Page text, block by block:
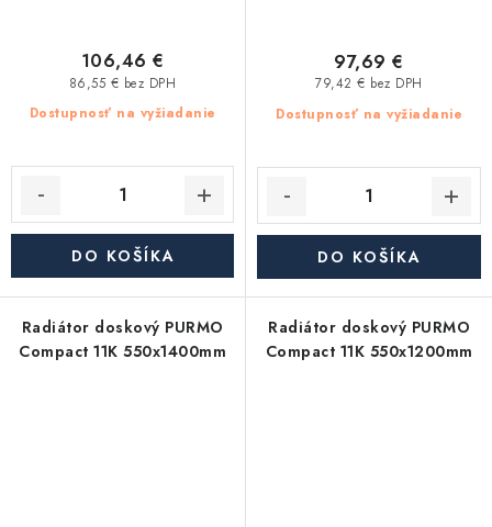
Dostupnosť na vyžiadanie
86,55 € bez DPH
106,46 €
DO KOŠÍKA
Dostupnosť na vyžiadanie
79,42 € bez DPH
97,69 €
DO KOŠÍKA
Radiátor doskový PURMO
Compact 11K 550x1400mm
Radiátor doskový PURMO
Compact 11K 550x1200mm